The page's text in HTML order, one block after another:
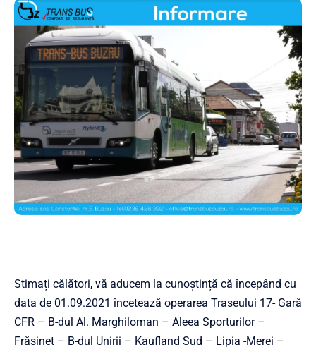
Stimați călători, vă aducem la cunoștință că începând cu
data de 01.09.2021 încetează operarea Traseului 17- Gară
CFR – B-dul Al. Marghiloman – Aleea Sporturilor –
Frăsinet – B-dul Unirii – Kaufland Sud – Lipia -Merei –